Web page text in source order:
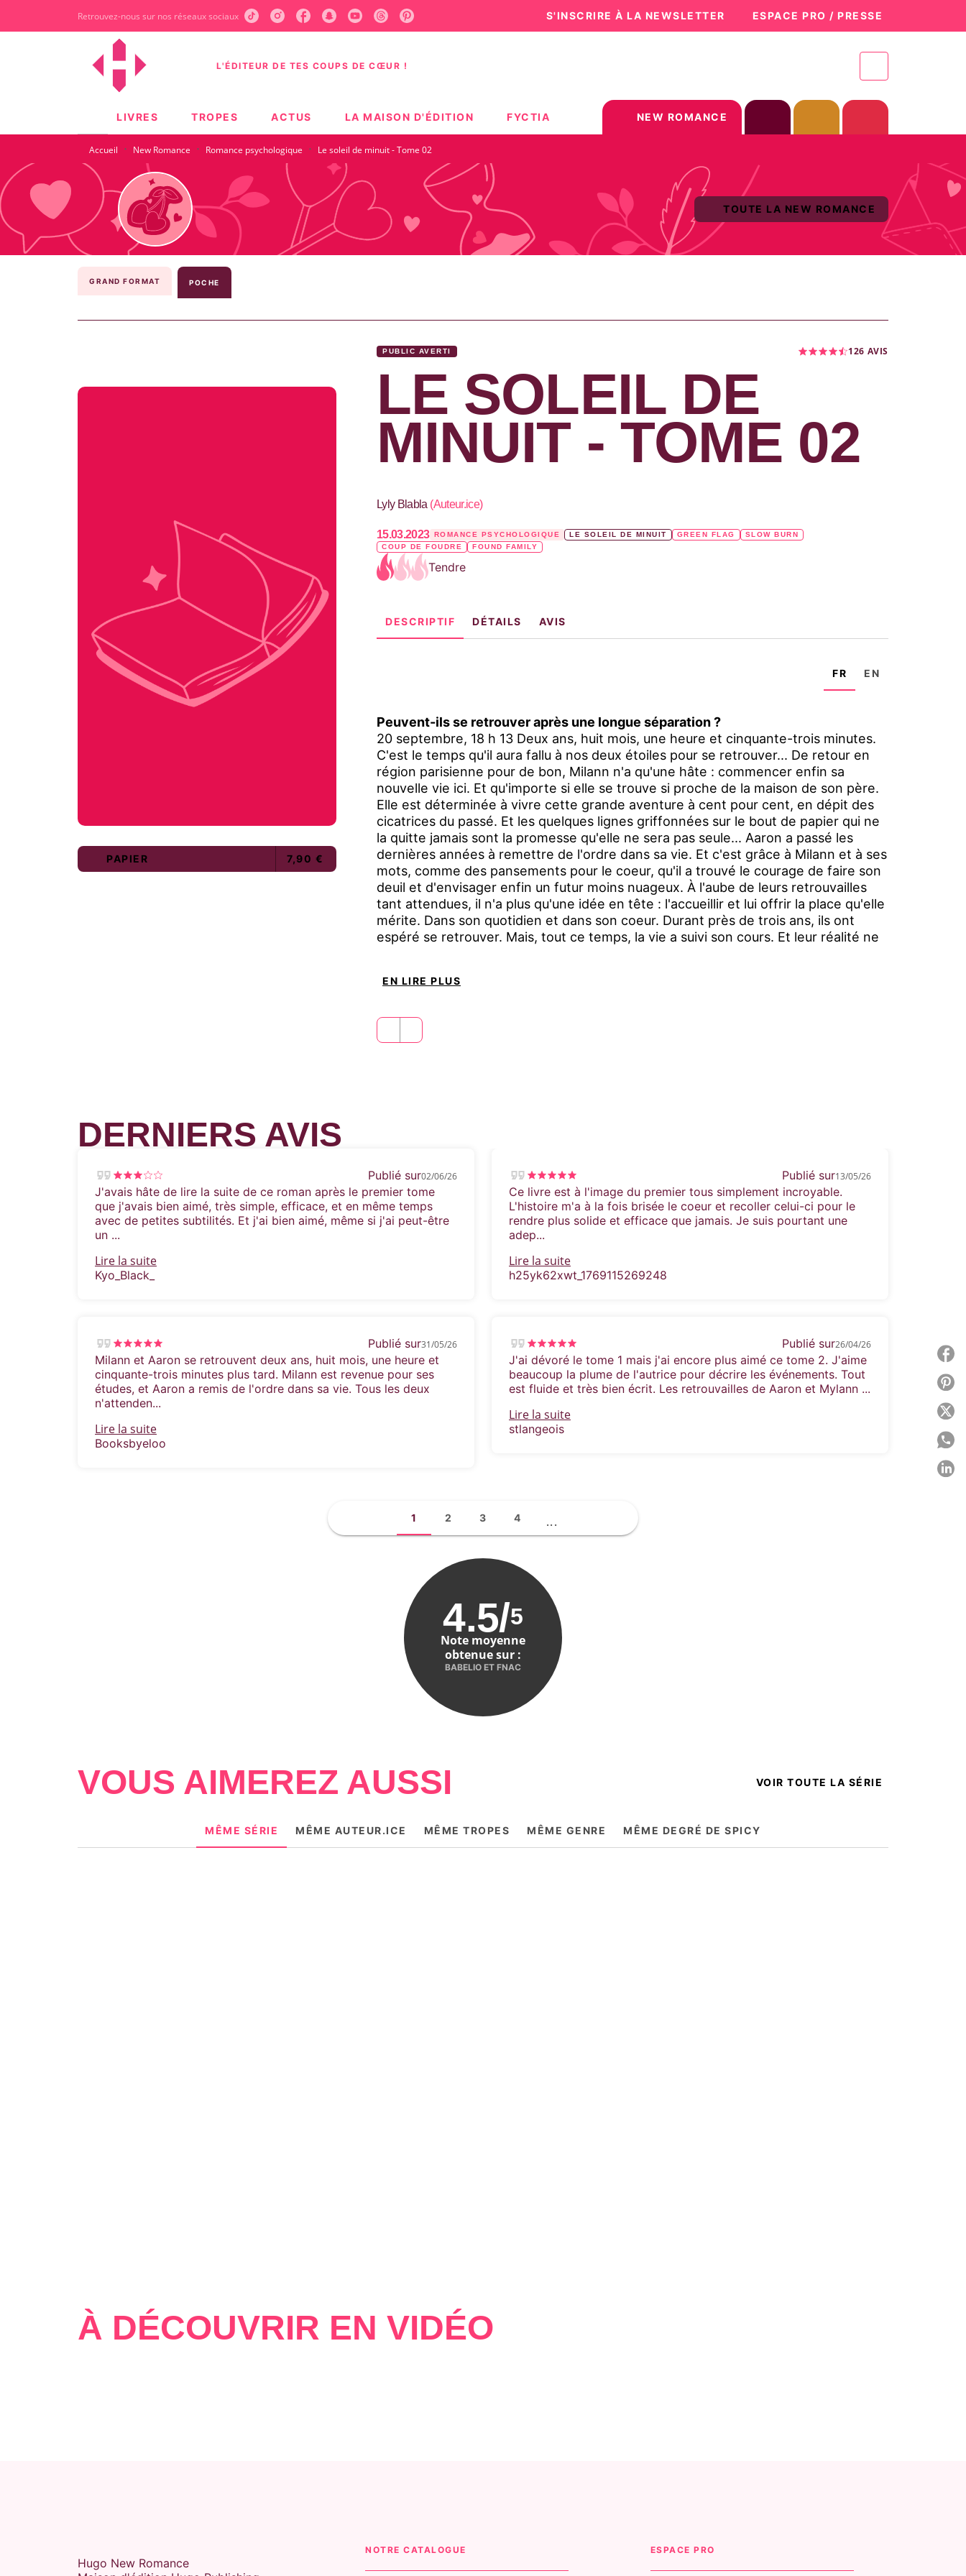
CONTENU PIED DE PAGE
Retrouvez-nous sur nos réseaux sociaux S'INSCRIRE À LA NEWSLETTER ESPACE PRO / PRESSE
L'ÉDITEUR DE TES COUPS DE CŒUR !
LIVRES TROPES ACTUS LA MAISON D'ÉDITION FYCTIA NEW ROMANCE
Accueil · New Romance · Romance psychologique · Le soleil de minuit - Tome 02
TOUTE LA NEW ROMANCE
GRAND FORMAT POCHE
PAPIER 7,90 €
PUBLIC AVERTI 126 AVIS
LE SOLEIL DE
MINUIT - TOME 02
Lyly Blabla (Auteur.ice)
15.03.2023 ROMANCE PSYCHOLOGIQUE LE SOLEIL DE MINUIT GREEN FLAG
SLOW BURN
COUP DE FOUDRE
FOUND FAMILY
Tendre
DESCRIPTIF DÉTAILS AVIS
FR EN
Peuvent-ils se retrouver après une longue séparation ?
20 septembre, 18 h 13 Deux ans, huit mois, une heure et cinquante-trois minutes.
C'est le temps qu'il aura fallu à nos deux étoiles pour se retrouver... De retour en
région parisienne pour de bon, Milann n'a qu'une hâte : commencer enfin sa
nouvelle vie ici. Et qu'importe si elle se trouve si proche de la maison de son père.
Elle est déterminée à vivre cette grande aventure à cent pour cent, en dépit des
cicatrices du passé. Et les quelques lignes griffonnées sur le bout de papier qui ne
la quitte jamais sont la promesse qu'elle ne sera pas seule... Aaron a passé les
dernières années à remettre de l'ordre dans sa vie. Et c'est grâce à Milann et à ses
mots, comme des pansements pour le coeur, qu'il a trouvé le courage de faire son
deuil et d'envisager enfin un futur moins nuageux. À l'aube de leurs retrouvailles
tant attendues, il n'a plus qu'une idée en tête : l'accueillir et lui offrir la place qu'elle
mérite. Dans son quotidien et dans son coeur. Durant près de trois ans, ils ont
espéré se retrouver. Mais, tout ce temps, la vie a suivi son cours. Et leur réalité ne
EN LIRE PLUS
DERNIERS AVIS
Publié sur02/06/26
J'avais hâte de lire la suite de ce roman après le premier tome
que j'avais bien aimé, très simple, efficace, et en même temps
avec de petites subtilités. Et j'ai bien aimé, même si j'ai peut-être
un ...
Lire la suite
Kyo_Black_
Publié sur31/05/26
Milann et Aaron se retrouvent deux ans, huit mois, une heure et
cinquante-trois minutes plus tard. Milann est revenue pour ses
études, et Aaron a remis de l'ordre dans sa vie. Tous les deux
n'attenden...
Lire la suite
Booksbyeloo
Publié sur13/05/26
Ce livre est à l'image du premier tous simplement incroyable.
L'histoire m'a à la fois brisée le coeur et recoller celui-ci pour le
rendre plus solide et efficace que jamais. Je suis pourtant une
adep...
Lire la suite
h25yk62xwt_1769115269248
Publié sur26/04/26
J'ai dévoré le tome 1 mais j'ai encore plus aimé ce tome 2. J'aime
beaucoup la plume de l'autrice pour décrire les événements. Tout
est fluide et très bien écrit. Les retrouvailles de Aaron et Mylann ...
Lire la suite
stlangeois
1 2 3 4 ...
4.5/5
Note moyenne
obtenue sur :
BABELIO ET FNAC
VOUS AIMEREZ AUSSI VOIR TOUTE LA SÉRIE
MÊME SÉRIE MÊME AUTEUR.ICE MÊME TROPES MÊME GENRE MÊME DEGRÉ DE SPICY
À DÉCOUVRIR EN VIDÉO
Hugo New Romance
NOTRE CATALOGUE ESPACE PRO